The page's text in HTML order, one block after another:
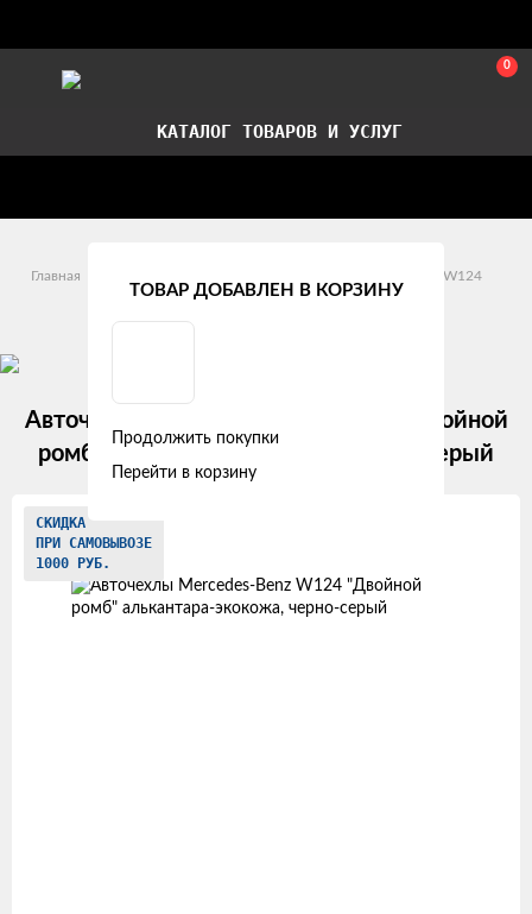
0
КАТАЛОГ ТОВАРОВ И УСЛУГ
Главная
W124
Mercedes-Benz W124 (1984 - 1995)
Авточехлы Mercedes-Benz W124 "Двойной
ромб" алькантара-экокожа, черно-серый
Изображения
товаров
СКИДКА
ПРИ САМОВЫВОЗЕ
1000 РУБ.
ТОВАР ДОБАВЛЕН В КОРЗИНУ
Продолжить покупки
Перейти в корзину